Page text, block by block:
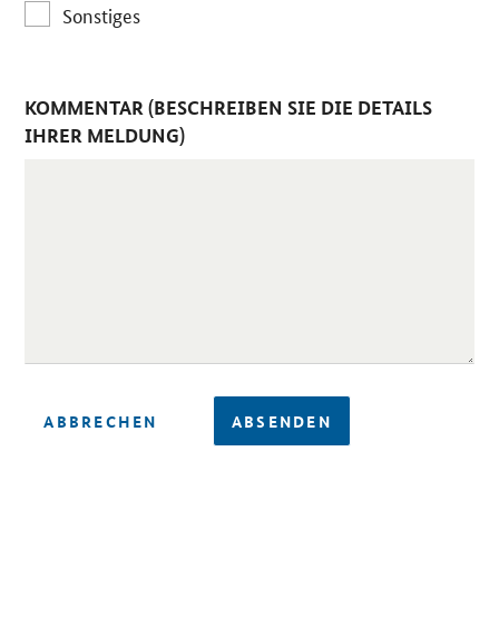
Sonstiges
KOMMENTAR (BESCHREIBEN SIE DIE DETAILS
IHRER MELDUNG)
ABBRECHEN ABSENDEN